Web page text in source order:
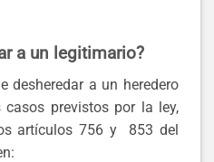
a un legitimario?
desheredar a un heredero
previstos por la ley,
artículos 756 y 853 del